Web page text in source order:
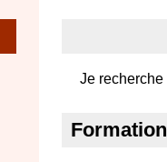
Je recherche